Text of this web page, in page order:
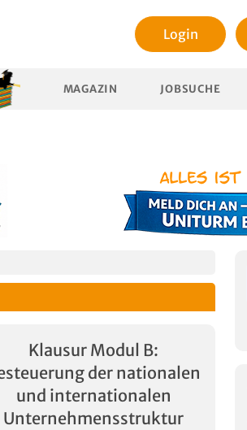
Login
MAGAZIN JOBSUCHE
Klausur Modul B:
der nationalen
und internationalen
Unternehmensstruktur